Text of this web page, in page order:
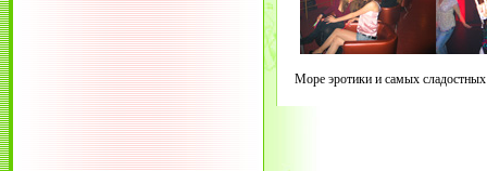
Море эротики и самых